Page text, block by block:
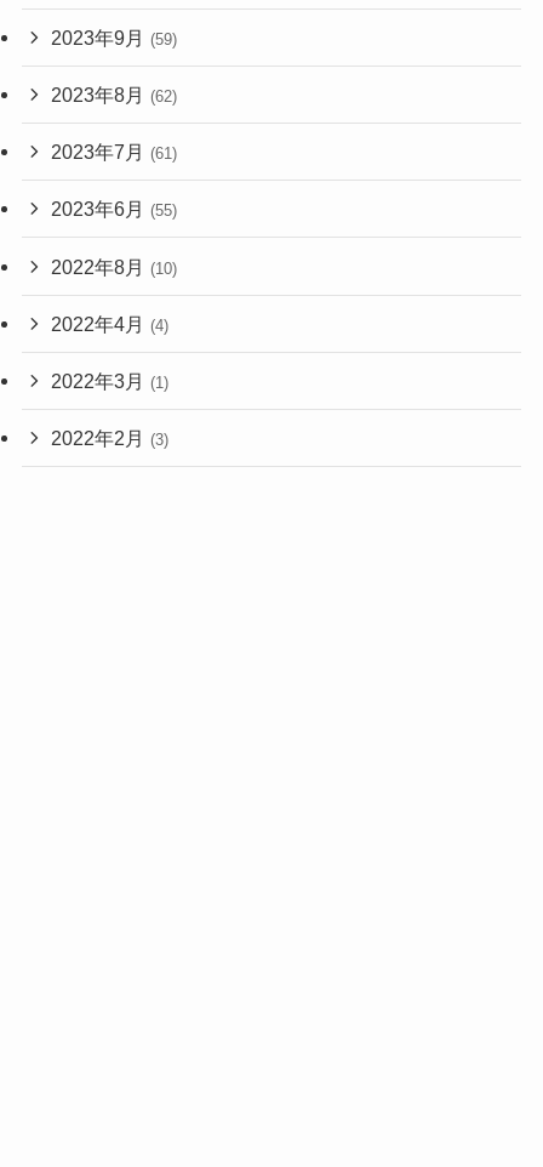
2023年9月 (59)
2023年8月 (62)
2023年7月 (61)
2023年6月 (55)
2022年8月 (10)
2022年4月 (4)
2022年3月 (1)
2022年2月 (3)